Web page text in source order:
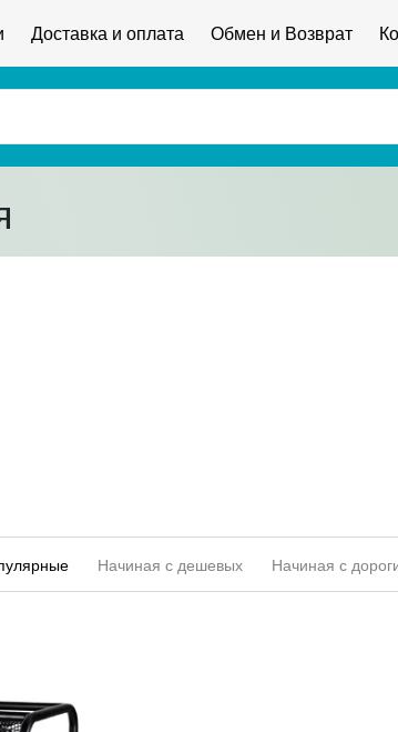
Доставка и оплата Обмен и Возврат
Начиная с дешевых Начиная с